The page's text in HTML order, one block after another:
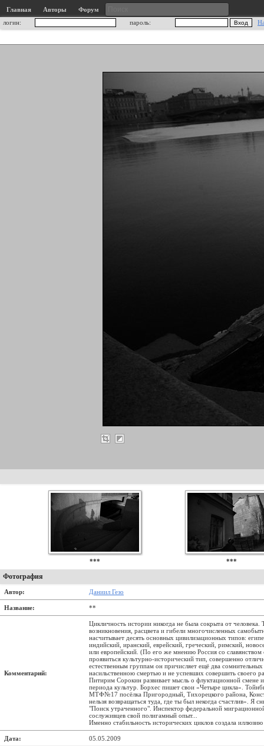
Главная Авторы
Форум
логин:
пароль:
*** ***
Фотография
Автор: Даниил Гезо
Название: **
Комментарий:
Цикличность истории никогда не была сокрыта от
возникновения, расцвета и гибели многочисленных
насчитывает десять основных цивилизационных типов:
индийский, иранский, еврейский, греческий, римский,
или европейский. (По его же мнению Россия со
проявиться культурно-исторический тип, совершенно
естественным группам он причисляет ещё два
насильственною смертью и не успевших совершить своего
Питирим Сорокин развивает мысль о флуктационной смене
периода культур. Борхес пишет свои «Четыре цикла».
МТФ№17 посёлка Пригородный, Тихорецкого района,
нельзя возвращаться туда, где ты был некогда счастлив».
"Поиск утраченного". Инспектор федеральной
сослуживцев свой полигамный опыт...
Именно стабильность исторических циклов создала
Дата: 05.05.2009